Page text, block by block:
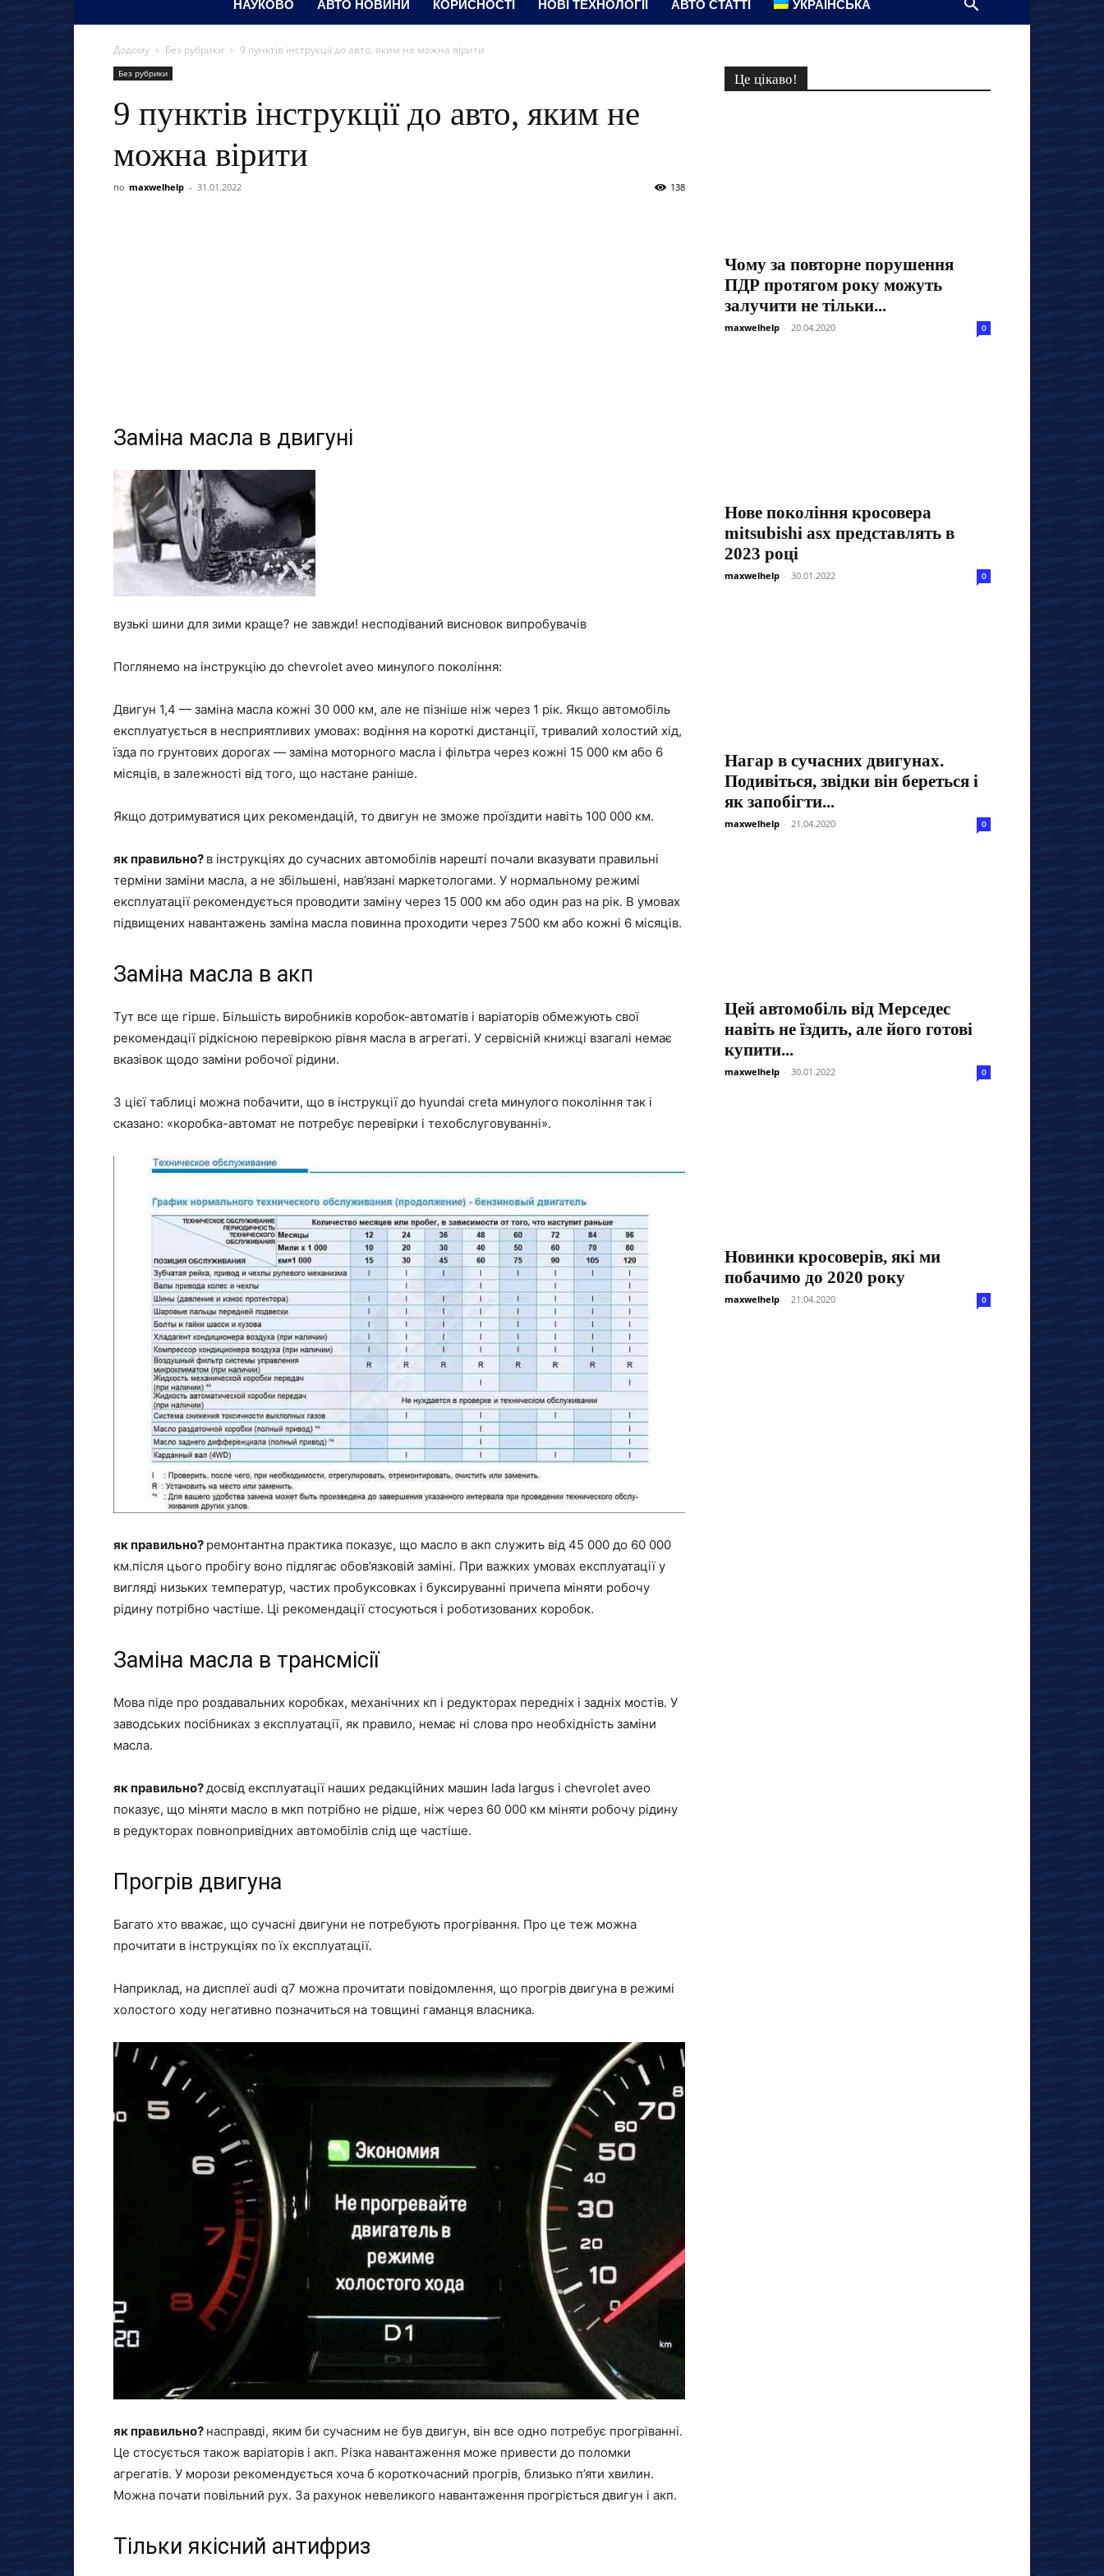
НАУКОВО АВТО НОВИНИ КОРИСНОСТІ НОВІ ТЕХНОЛОГІЇ АВТО СТАТТІ УКРАЇНСЬКА
Додому Без рубрики 9 пунктів інструкції до авто, яким не можна вірити
Без рубрики
9 пунктів інструкції до авто, яким не
можна вірити
по maxwelhelp - 31.01.2022 138
Заміна масла в двигуні
вузькі шини для зими краще? не завжди! несподіваний висновок випробувачів
Поглянемо на інструкцію до chevrolet aveo минулого покоління:
Двигун 1,4 — заміна масла кожні 30 000 км, але не пізніше ніж через 1 рік. Якщо автомобіль
експлуатується в несприятливих умовах: водіння на короткі дистанції, тривалий холостий хід,
їзда по грунтових дорогах — заміна моторного масла і фільтра через кожні 15 000 км або 6
місяців, в залежності від того, що настане раніше.
Якщо дотримуватися цих рекомендацій, то двигун не зможе проїздити навіть 100 000 км.
як правильно? в інструкціях до сучасних автомобілів нарешті почали вказувати правильні
терміни заміни масла, а не збільшені, нав’язані маркетологами. У нормальному режимі
експлуатації рекомендується проводити заміну через 15 000 км або один раз на рік. В умовах
підвищених навантажень заміна масла повинна проходити через 7500 км або кожні 6 місяців.
Заміна масла в акп
Тут все ще гірше. Більшість виробників коробок-автоматів і варіаторів обмежують свої
рекомендації рідкісною перевіркою рівня масла в агрегаті. У сервісній книжці взагалі немає
вказівок щодо заміни робочої рідини.
З цієї таблиці можна побачити, що в інструкції до hyundai creta минулого покоління так і
сказано: «коробка-автомат не потребує перевірки і техобслуговуванні».
як правильно? ремонтантна практика показує, що масло в акп служить від 45 000 до 60 000
км.після цього пробігу воно підлягає обов’язковій заміні. При важких умовах експлуатації у
вигляді низьких температур, частих пробуксовках і буксируванні причепа міняти робочу
рідину потрібно частіше. Ці рекомендації стосуються і роботизованих коробок.
Заміна масла в трансмісії
Мова піде про роздавальних коробках, механічних кп і редукторах передніх і задніх мостів. У
заводських посібниках з експлуатації, як правило, немає ні слова про необхідність заміни
масла.
як правильно?досвід експлуатації наших редакційних машин lada largus і chevrolet aveo
показує, що міняти масло в мкп потрібно не рідше, ніж через 60 000 км міняти робочу рідину
в редукторах повнопривідних автомобілів слід ще частіше.
Прогрів двигуна
Багато хто вважає, що сучасні двигуни не потребують прогрівання. Про це теж можна
прочитати в інструкціях по їх експлуатації.
Наприклад, на дисплеї audi q7 можна прочитати повідомлення, що прогрів двигуна в режимі
холостого ходу негативно позначиться на товщині гаманця власника.
як правильно? насправді, яким би сучасним не був двигун, він все одно потребує прогріванні.
Це стосується також варіаторів і акп. Різка навантаження може привести до поломки
агрегатів. У морози рекомендується хоча б короткочасний прогрів, близько п’яти хвилин.
Можна почати повільний рух. За рахунок невеликого навантаження прогріється двигун і акп.
Тільки якісний антифриз
Це цікаво!
Чому за повторне порушення
ПДР протягом року можуть
залучити не тільки...
maxwelhelp - 20.04.2020 0
Нове покоління кросовера
mitsubishi asx представлять в
2023 році
maxwelhelp - 30.01.2022 0
Нагар в сучасних двигунах.
Подивіться, звідки він береться і
як запобігти...
maxwelhelp - 21.04.2020 0
Цей автомобіль від Мерседес
навіть не їздить, але його готові
купити...
maxwelhelp - 30.01.2022 0
Новинки кросоверів, які ми
побачимо до 2020 року
maxwelhelp - 21.04.2020 0